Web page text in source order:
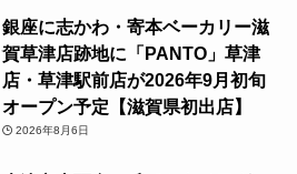
銀座に志かわ・寄本ベーカリー滋
賀草津店跡地に「PANTO」草津
店・草津駅前店が2026年9月初旬
オープン予定【滋賀県初出店】
2026年8月6日